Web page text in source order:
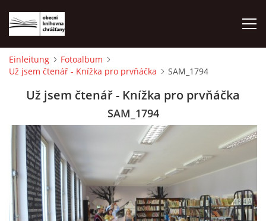
EINLEITUNG
© 2026 eStránky.cz |WebSlice |Drucken|Aktualisiert: 1. 8. 2026|
Nach oben ↑
Einleitung
Fotoalbum
Už jsem čtenář - Knížka pro prvňáčka
SAM_1794
Už jsem čtenář - Knížka pro prvňáčka
SAM_1794